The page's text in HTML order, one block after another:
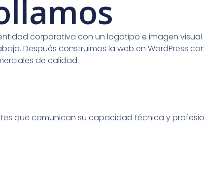
corporativa con un logotipo e imagen
Después construimos la web en WordPress
de calidad.
que comunican su capacidad técnica y